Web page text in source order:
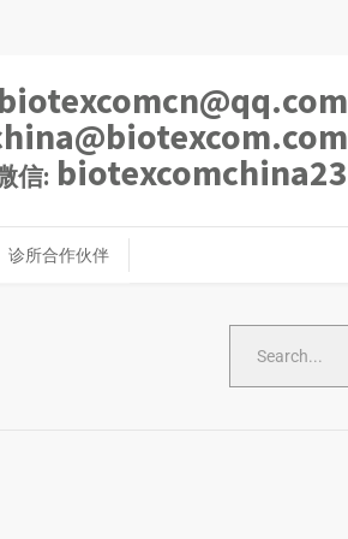
信: biotexcomchina23
诊所合作伙伴